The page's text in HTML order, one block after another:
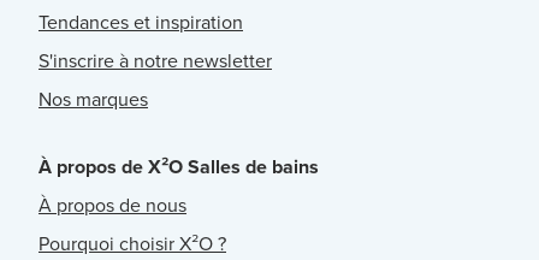
Tendances et inspiration
S'inscrire à notre newsletter
Nos marques
À propos de X²O Salles de bains
À propos de nous
Pourquoi choisir X²O ?